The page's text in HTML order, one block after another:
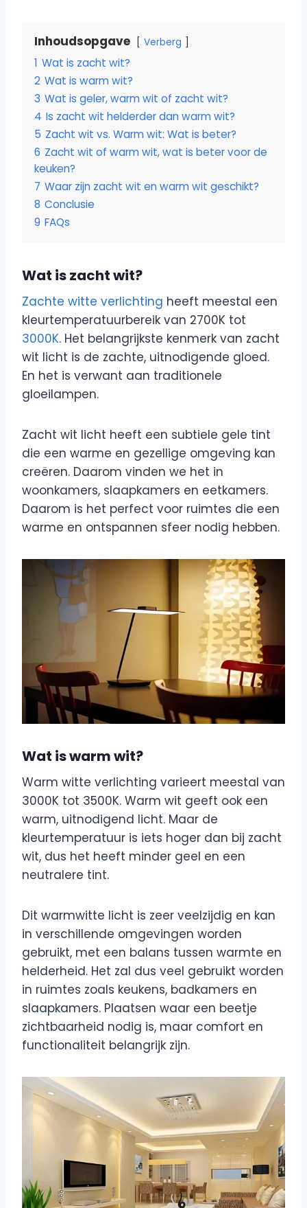
Inhoudsopgave Verberg
1 Wat is zacht wit?
2 Wat is warm wit?
3 Wat is geler, warm wit of zacht wit?
4 Is zacht wit helderder dan warm wit?
5 Zacht wit vs. Warm wit: Wat is beter?
6 Zacht wit of warm wit, wat is beter voor de
keuken?
7 Waar zijn zacht wit en warm wit geschikt?
8 Conclusie
9 FAQs
Wat is zacht wit?
Zachte witte verlichting heeft meestal een
kleurtemperatuurbereik van 2700K tot
3000K. Het belangrijkste kenmerk van zacht
wit licht is de zachte, uitnodigende gloed.
En het is verwant aan traditionele
gloeilampen.
Zacht wit licht heeft een subtiele gele tint
die een warme en gezellige omgeving kan
creëren. Daarom vinden we het in
woonkamers, slaapkamers en eetkamers.
Daarom is het perfect voor ruimtes die een
warme en ontspannen sfeer nodig hebben.
Wat is warm wit?
Warm witte verlichting varieert meestal van
3000K tot 3500K. Warm wit geeft ook een
warm, uitnodigend licht. Maar de
kleurtemperatuur is iets hoger dan bij zacht
wit, dus het heeft minder geel en een
neutralere tint.
Dit warmwitte licht is zeer veelzijdig en kan
in verschillende omgevingen worden
gebruikt, met een balans tussen warmte en
helderheid. Het zal dus veel gebruikt worden
in ruimtes zoals keukens, badkamers en
slaapkamers. Plaatsen waar een beetje
zichtbaarheid nodig is, maar comfort en
functionaliteit belangrijk zijn.